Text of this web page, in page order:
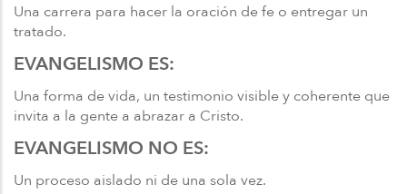
Una carrera para hacer la oración de fe o entregar un
tratado.
EVANGELISMO ES:
Una forma de vida, un testimonio visible y coherente que
invita a la gente a abrazar a Cristo.
EVANGELISMO NO ES:
Un proceso aislado ni de una sola vez.